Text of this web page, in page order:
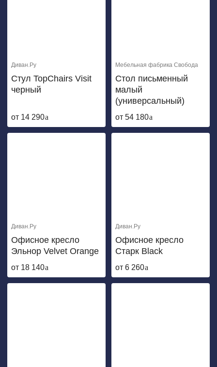
Диван.Ру
Стул TopChairs Visit
черный
от 14 290
Мебельная фабрика Свобода
Стол письменный
малый
(универсальный)
от 54 180
Диван.Ру
Офисное кресло
Эльнор Velvet Orange
от 18 140
Диван.Ру
Офисное кресло
Старк Black
от 6 260